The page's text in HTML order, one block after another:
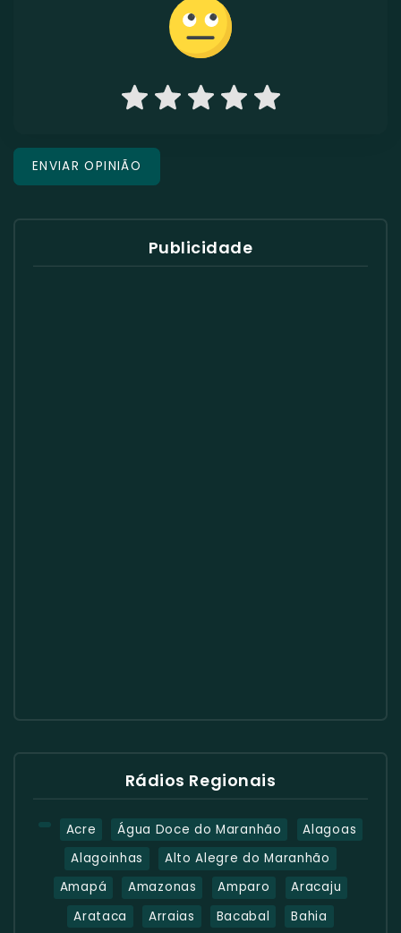
Publicidade
Rádios Regionais
Acre Água Doce do Maranhão
Alagoas
Alagoinhas
Alto Alegre do Maranhão
Amapá
Amazonas Amparo
Aracaju
Arataca
Arraias Bacabal Bahia